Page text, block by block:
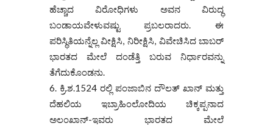
ಹೆಚ್ಚಾದ ವಿರೋಧಿಗಳು ಅವನ ವಿರುದ್ಧ
ಬಂಡಾಯವೇಳುವಷ್ಟು ಪ್ರಬಲರಾದರು. ಈ
ಪರಿಸ್ಥಿತಿಯನ್ನೆಲ್ಲ ವೀಕ್ಷಿಸಿ, ನಿರೀಕ್ಷಿಸಿ, ವಿವೇಚಿಸಿದ ಬಾಬರ್
ಭಾರತದ ಮೇಲೆ ದಂಡೆತ್ತಿ ಬರುವ ನಿರ್ಧಾರವನ್ನು
ತೆಗೆದುಕೊಂಡನು.
ಕ್ರಿ.ಶ.1524 ರಲ್ಲಿ ಪಂಜಾಬಿನ ದೌಲತ್ ಖಾನ್ ಮತ್ತು
ದೆಹಲಿಯ ಇಬ್ರಾಹಿಂಲೋದಿಯ ಚಿಕ್ಕಪ್ಪನಾದ
ಅಲಂಖಾನ್-ಇವರು ಭಾರತದ ಮೇಲೆ